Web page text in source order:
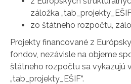
záložka
zo štátneho rozpočtu,
Projekty financované z
fondov, nezávisle na objeme
štátneho rozpočtu sa vykazujú
„tab_projekty_EŠIF“.